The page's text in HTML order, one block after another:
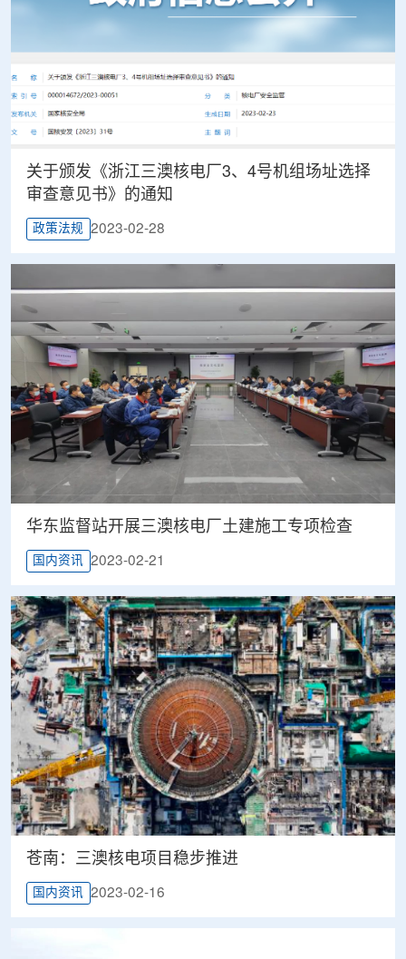
关于颁发《浙江三澳核电厂3、4号机组场址选择
审查意见书》的通知
政策法规 2023-02-28
华东监督站开展三澳核电厂土建施工专项检查
国内资讯 2023-02-21
苍南：三澳核电项目稳步推进
国内资讯 2023-02-16